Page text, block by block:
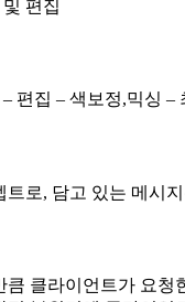
편집
편집 – 색보정,믹싱 –
트로, 담고 있는 메시
큼 클라이언트가 요